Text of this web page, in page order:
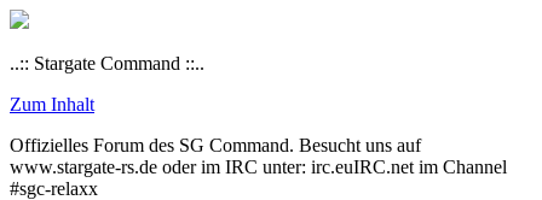
..:: Stargate Command ::..
Zum Inhalt
Offizielles Forum des SG Command. Besucht uns auf
www.stargate-rs.de oder im IRC unter: irc.euIRC.net im Channel
#sgc-relaxx